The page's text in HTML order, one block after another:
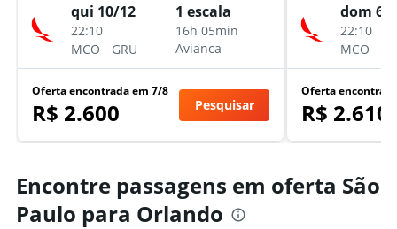
qui 10/12
22:10
MCO - GRU
1 escala
16h 05min
Avianca
Oferta encontrada em 7/8
R$ 2.600 Pesquisar
dom 6/
22:10
MCO -
Oferta
R$ 2.610
Encontre passagens em oferta São
Paulo para Orlando